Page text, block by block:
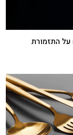
על התזמורת